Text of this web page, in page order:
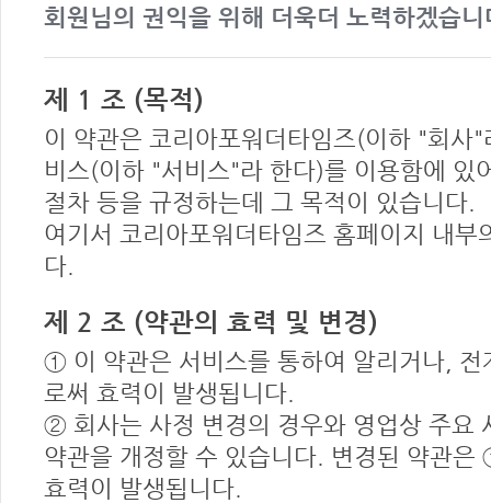
회원님의 권익을 위해 더욱더 노력하겠습니
제 1 조 (목적)
이 약관은 코리아포워더타임즈(이하 "회사
비스(이하 "서비스"라 한다)를 이용함에 있
절차 등을 규정하는데 그 목적이 있습니다.
여기서 코리아포워더타임즈 홈페이지 내
다.
제 2 조 (약관의 효력 및 변경)
① 이 약관은 서비스를 통하여 알리거나,
로써 효력이 발생됩니다.
② 회사는 사정 변경의 경우와 영업상 주요
약관을 개정할 수 있습니다. 변경된 약관
효력이 발생됩니다.